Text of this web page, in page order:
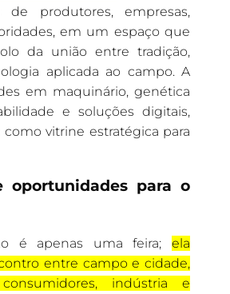
de produtores, empresas,
em um espaço que
da união entre tradição,
aplicada ao campo. A
em maquinário, genética
e soluções digitais,
vitrine estratégica para
oportunidades para o
é apenas uma feira; ela
entre campo e cidade,
indústria e